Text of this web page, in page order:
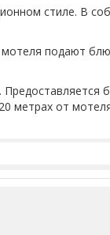
стиле. В
подают
метрах от